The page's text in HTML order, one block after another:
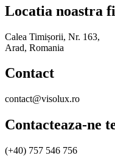
Locatia noastra
Calea Timișorii, Nr. 163,
Arad, Romania
Contact
contact@visolux.ro
Contacteaza-ne
(+40) 757 546 756